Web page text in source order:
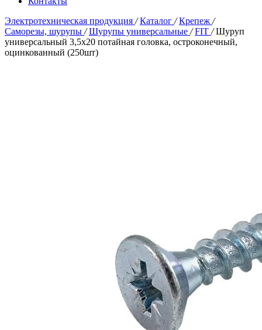
Электротехническая продукция / Каталог / Крепеж /
Саморезы, шурупы / Шурупы универсальные / FIT / Шуруп
универсальный 3,5х20 потайная головка, остроконечный,
оцинкованный (250шт)